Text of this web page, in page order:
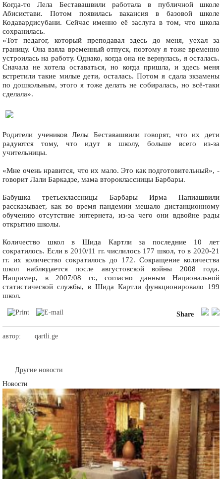
Когда-то Лела Беставашвили работала в публичной школе
Абисистави. Потом появилась вакансия в базовой школе
Кодавардисубани. Сейчас именно её заслуга в том, что школа
сохранилась.
«Тот педагог, который преподавал здесь до меня, уехал за
границу. Она взяла временный отпуск, поэтому я тоже временно
устроилась на работу. Однако, когда она не вернулась, я осталась.
Сначала не хотела оставаться, но когда пришла, и здесь меня
встретили такие милые дети, осталась. Потом я сдала экзамены
по дошкольным, этого я тоже делать не собиралась, но всё-таки
сделала».
Родители учеников Лелы Беставашвили говорят, что их дети
радуются тому, что идут в школу, больше всего из-за
учительницы.
«Мне очень нравится, что их мало. Это как подготовительный», -
говорит Лали Баркадзе, мама второклассницы Барбары.
Бабушка третьеклассницы Барбары Ирма Папиашвили
рассказывает, как во время пандемии мешало дистанционному
обучению отсутствие интернета, из-за чего они вдвойне рады
открытию школы.
Количество школ в Шида Картли за последние 10 лет
сократилось. Если в 2010/11 гг. числилось 177 школ, то в 2020-21
гг. их количество сократилось до 172. Сокращение количества
школ наблюдается после августовской войны 2008 года.
Например, в 2007/08 гг., согласно данным Национальной
статистической службы, в Шида Картли функционировало 199
школ.
Share
автор: qartli.ge
Другие новости
Новости